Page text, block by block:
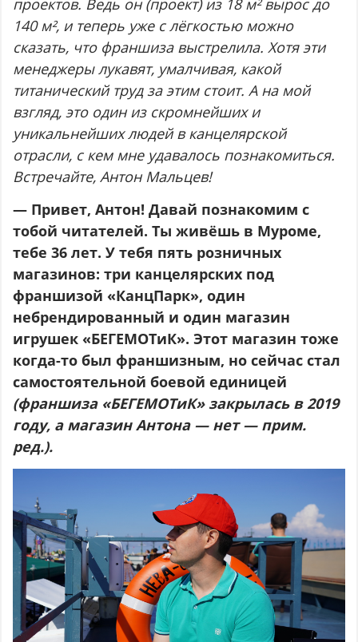
140 м², и теперь уже с лёгкостью можно
сказать, что франшиза выстрелила. Хотя эти
менеджеры лукавят, умалчивая, какой
титанический труд за этим стоит. А на мой
взгляд, это один из скромнейших и
уникальнейших людей в канцелярской
отрасли, с кем мне удавалось познакомиться.
Встречайте, Антон Мальцев!
— Привет, Антон! Давай познакомим с
тобой читателей. Ты живёшь в Муроме,
тебе 36 лет. У тебя пять розничных
магазинов: три канцелярских под
франшизой «КанцПарк», один
небрендированный и один магазин
игрушек «БЕГЕМОТиК». Этот магазин тоже
когда-то был франшизным, но сейчас стал
самостоятельной боевой единицей
(франшиза «БЕГЕМОТиК» закрылась в 2019
году, а магазин Антона — нет — прим.
ред.).